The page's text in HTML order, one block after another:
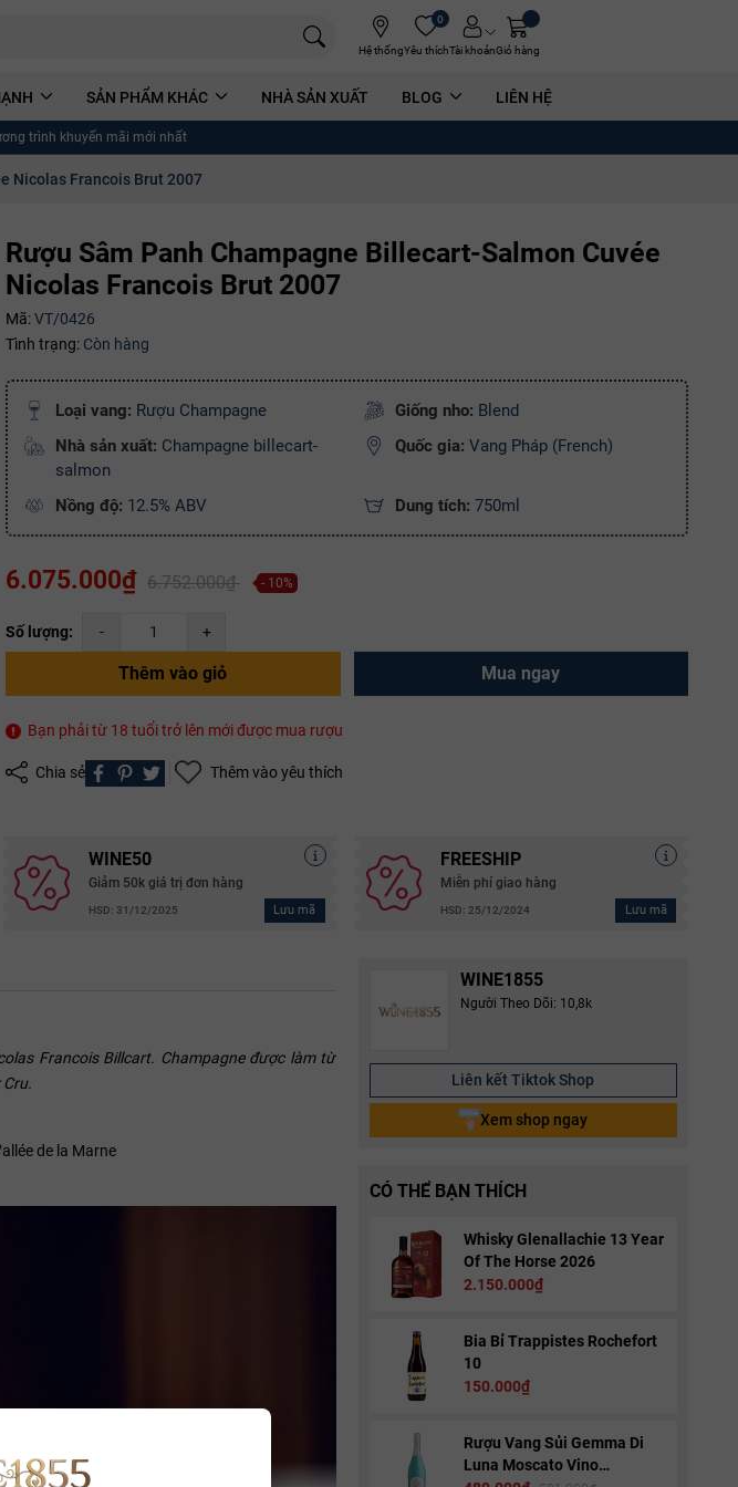
Hệ thống
0
Yêu thíchTài khoảnGiỏ hàng
SẢN PHẨM KHÁC NHÀ SẢN XUẤT BLOG LIÊN HỆ
trình khuyến mãi mới nhất
Nicolas Francois Brut 2007
Rượu Sâm Panh Champagne Billecart-Salmon Cuvée
Nicolas Francois Brut 2007
Mã:VT/0426
Tình trạng: Còn hàng
Loại vang: Rượu Champagne Giống nho: Blend
Nhà sản xuất: Champagne billecart-
salmon
Quốc gia: Vang Pháp (French)
Nồng độ: 12.5% ABV Dung tích: 750ml
6.075.000₫ 6.752.000₫ - 10%
Số lượng: - +
Thêm vào giỏ Mua ngay
Bạn phải từ 18 tuổi trở lên mới được mua rượu
Chia sẻ Thêm vào yêu thích
WINE50
Giảm 50k giá trị đơn hàng
HSD: 31/12/2025 Lưu mã
FREESHIP
Miễn phí giao hàng
HSD: 25/12/2024 Lưu mã
bạn nhé!
WINE1855
Người Theo Dõi: 10,8k
Liên kết Tiktok Shop
Xem shop ngay
CÓ THỂ BẠN THÍCH
Whisky Glenallachie 13 Year
Of The Horse 2026
2.150.000₫
Bia Bỉ Trappistes Rochefort
10
150.000₫
Rượu Vang Sủi Gemma Di
Luna Moscato Vino
Francois Billcart. Champagne được làm từ
de la Marne